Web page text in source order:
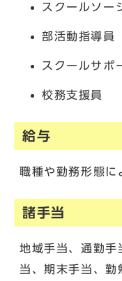
スクールソー
部活動指導員
スクールサポ
校務支援員
給与
職種や勤務形態に
諸手当
地域手当、通勤手
当、期末手当、勤